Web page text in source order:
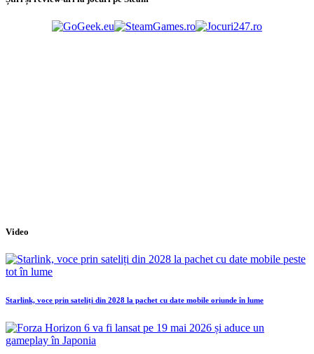
Video
Starlink, voce prin sateliți din 2028 la pachet cu date mobile oriunde în lume